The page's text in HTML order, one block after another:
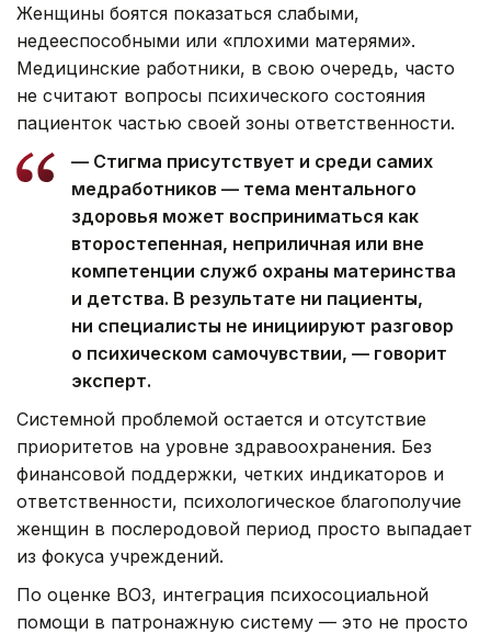
Женщины боятся показаться слабыми,
недееспособными или «плохими матерями».
Медицинские работники, в свою очередь, часто
не считают вопросы психического состояния
пациенток частью своей зоны ответственности.
— Стигма присутствует и среди самих
медработников — тема ментального
здоровья может восприниматься как
второстепенная, неприличная или вне
компетенции служб охраны материнства
и детства. В результате ни пациенты,
ни специалисты не инициируют разговор
о психическом самочувствии, — говорит
эксперт.
Системной проблемой остается и отсутствие
приоритетов на уровне здравоохранения. Без
финансовой поддержки, четких индикаторов и
ответственности, психологическое благополучие
женщин в послеродовой период просто выпадает
из фокуса учреждений.
По оценке ВОЗ, интеграция психосоциальной
помощи в патронажную систему — это не просто